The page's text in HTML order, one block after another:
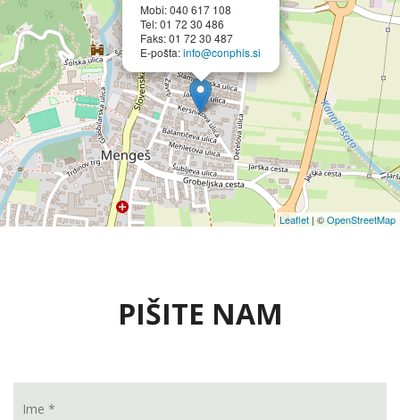
Mobi: 040 617 108
Tel: 01 72 30 486
Faks: 01 72 30 487
E-pošta:info@conphis.si
Leaflet | ©OpenStreetMap
PIŠITE NAM